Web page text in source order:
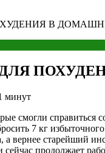
В
минут
смогли справиться
7 кг
вернее старейший
продолжает